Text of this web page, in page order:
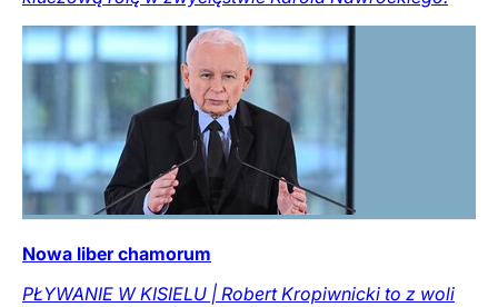
Nowa liber chamorum
PŁYWANIE W KISIELU | Robert Kropiwnicki to z woli